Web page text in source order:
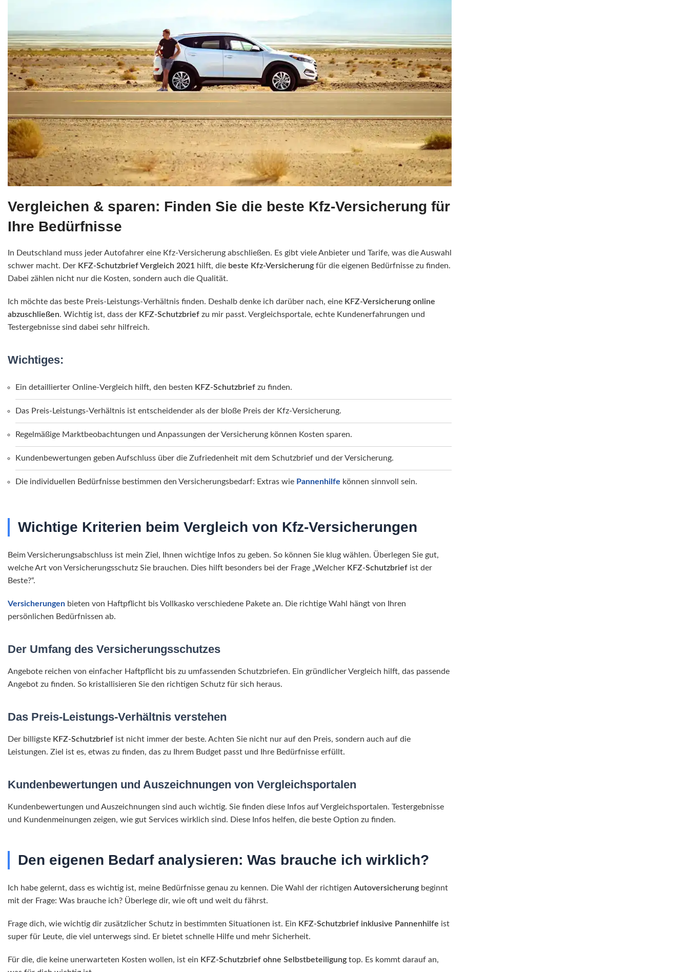
Vergleichen & sparen: Finden Sie die beste Kfz-Versicherung für
Ihre Bedürfnisse
In Deutschland muss jeder Autofahrer eine Kfz-Versicherung abschließen. Es gibt viele Anbieter und Tarife, was die Auswahl
schwer macht. Der KFZ-Schutzbrief Vergleich 2021 hilft, die beste Kfz-Versicherung für die eigenen Bedürfnisse zu finden.
Dabei zählen nicht nur die Kosten, sondern auch die Qualität.
Ich möchte das beste Preis-Leistungs-Verhältnis finden. Deshalb denke ich darüber nach, eine KFZ-Versicherung online
abzuschließen. Wichtig ist, dass der KFZ-Schutzbrief zu mir passt. Vergleichsportale, echte Kundenerfahrungen und
Testergebnisse sind dabei sehr hilfreich.
Wichtiges:
Ein detaillierter Online-Vergleich hilft, den besten KFZ-Schutzbrief zu finden.
Das Preis-Leistungs-Verhältnis ist entscheidender als der bloße Preis der Kfz-Versicherung.
Regelmäßige Marktbeobachtungen und Anpassungen der Versicherung können Kosten sparen.
Kundenbewertungen geben Aufschluss über die Zufriedenheit mit dem Schutzbrief und der Versicherung.
Die individuellen Bedürfnisse bestimmen den Versicherungsbedarf: Extras wie Pannenhilfe können sinnvoll sein.
Wichtige Kriterien beim Vergleich von Kfz-Versicherungen
Beim Versicherungsabschluss ist mein Ziel, Ihnen wichtige Infos zu geben. So können Sie klug wählen. Überlegen Sie gut,
welche Art von Versicherungsschutz Sie brauchen. Dies hilft besonders bei der Frage „Welcher KFZ-Schutzbrief ist der
Beste?“.
Versicherungen bieten von Haftpflicht bis Vollkasko verschiedene Pakete an. Die richtige Wahl hängt von Ihren
persönlichen Bedürfnissen ab.
Der Umfang des Versicherungsschutzes
Angebote reichen von einfacher Haftpflicht bis zu umfassenden Schutzbriefen. Ein gründlicher Vergleich hilft, das passende
Angebot zu finden. So kristallisieren Sie den richtigen Schutz für sich heraus.
Das Preis-Leistungs-Verhältnis verstehen
Der billigste KFZ-Schutzbrief ist nicht immer der beste. Achten Sie nicht nur auf den Preis, sondern auch auf die
Leistungen. Ziel ist es, etwas zu finden, das zu Ihrem Budget passt und Ihre Bedürfnisse erfüllt.
Kundenbewertungen und Auszeichnungen von Vergleichsportalen
Kundenbewertungen und Auszeichnungen sind auch wichtig. Sie finden diese Infos auf Vergleichsportalen. Testergebnisse
und Kundenmeinungen zeigen, wie gut Services wirklich sind. Diese Infos helfen, die beste Option zu finden.
Den eigenen Bedarf analysieren: Was brauche ich wirklich?
Ich habe gelernt, dass es wichtig ist, meine Bedürfnisse genau zu kennen. Die Wahl der richtigen Autoversicherung beginnt
mit der Frage: Was brauche ich? Überlege dir, wie oft und weit du fährst.
Frage dich, wie wichtig dir zusätzlicher Schutz in bestimmten Situationen ist. Ein KFZ-Schutzbrief inklusive Pannenhilfe ist
super für Leute, die viel unterwegs sind. Er bietet schnelle Hilfe und mehr Sicherheit.
Für die, die keine unerwarteten Kosten wollen, ist ein KFZ-Schutzbrief ohne Selbstbeteiligung top. Es kommt darauf an,